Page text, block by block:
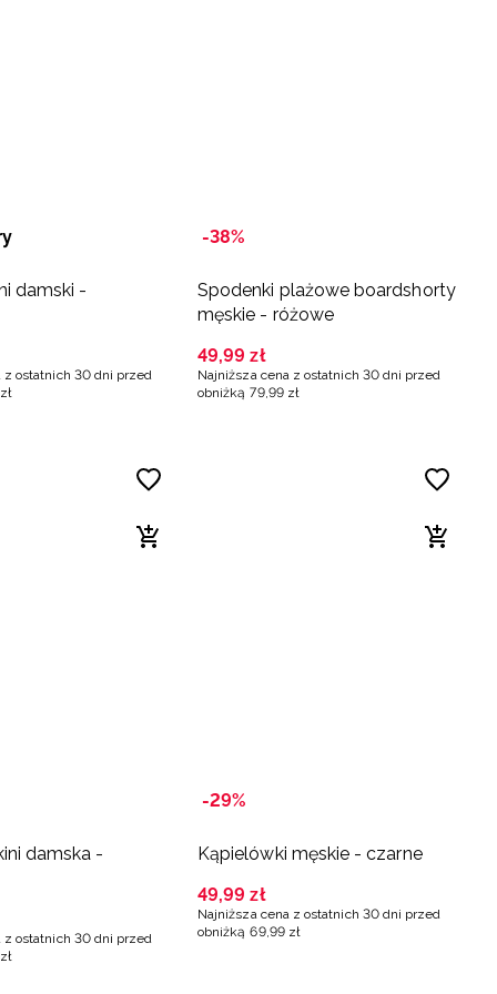
damski -
z ostatnich 30 dni przed
zł
-38%
Spodenki plażowe boardshorty
męskie - różowe
49,99 zł
Najniższa cena z ostatnich 30 dni przed
obniżką 79,99 zł
damska -
z ostatnich 30 dni przed
zł
-29%
Kąpielówki męskie - czarne
49,99 zł
Najniższa cena z ostatnich 30 dni przed
obniżką 69,99 zł